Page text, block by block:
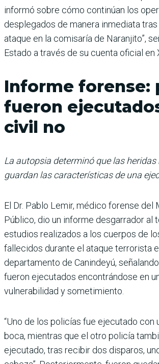
informó sobre cómo continúan los
desplegados de manera inmediata
ataque en la comisaría de Naranjito”,
Estado a través de su cuenta oficial en
Informe forense:
fueron
civil no
La autopsia determinó que las heridas
guardan las características de una
El Dr. Pablo Lemir, médico forense del
Público, dio un informe des­garrador al
estudios realizados a los cuerpos de
fallecidos durante el ata­que terrorista
departamento de Canindeyú,
fueron ejecutados encontrán­dose en
vul­nerabilidad y sometimiento.
“Uno de los policías fue eje­cutado con
boca, mientras que el otro policía
ejecutado, tras recibir dos disparos,